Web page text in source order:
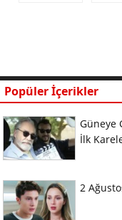
Popüler İçerikler
Güneye
İlk
2